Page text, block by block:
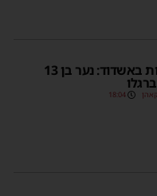
אלימות באשדוד: נער בן 13
18:04